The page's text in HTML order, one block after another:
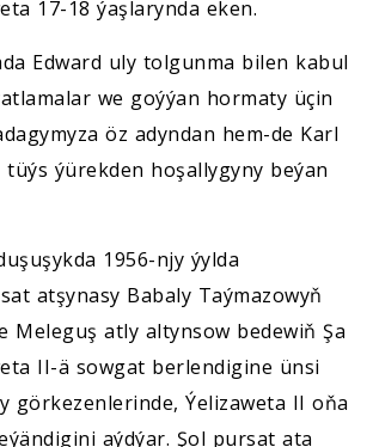
17-18 ýaşlarynda eken.
Edward uly tolgunma bilen kabul
we goýýan hormaty üçin
öz adyndan hem-de Karl
ýürekden hoşallygyny beýan
1956-njy ýylda
atşynasy Babaly Taýmazowyň
Meleguş atly altynsow bedewiň Şa
II-ä sowgat berlendigine ünsi
görkezenlerinde, Ýelizaweta II oňa
aýdýar. Şol pursat ata